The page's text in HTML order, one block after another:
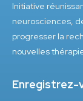
Initiative
neurosciences,
progresser la
nouvelles
Enregistrez-